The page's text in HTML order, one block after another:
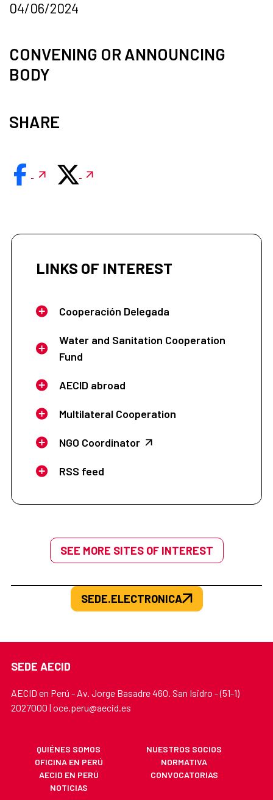
04/06/2024
CONVENING OR ANNOUNCING
BODY
SHARE
LINKS OF INTEREST
Cooperación Delegada
Water and Sanitation Cooperation
Fund
AECID abroad
Multilateral Cooperation
NGO Coordinator
RSS feed
SEE MORE SITES OF INTEREST
SEDE.ELECTRONICA
SEDE AECID
AECID en Perú - Av. Jorge Basadre 460. San Isidro - (51-1)
2027000 | oce.peru@aecid.es
QUIÉNES SOMOS
NUESTROS SOCIOS
OFICINA EN PERÚ
NORMATIVA
AECID EN PERÚ
CONVOCATORIAS
NOTICIAS